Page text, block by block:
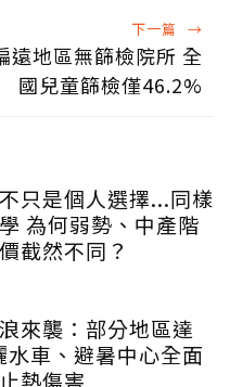
下一篇 →
遠地區無篩檢院所 全
國兒童篩檢僅46.2%
只是個人選擇...同樣
為何弱勢、中產階
截然不同？
來襲：部分地區達
水車、避暑中心全面
熱傷害